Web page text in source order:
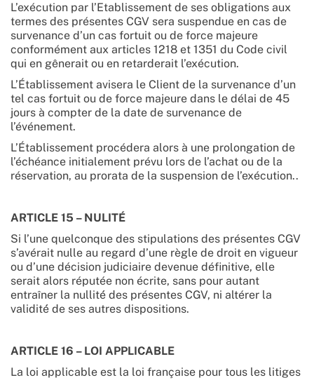
L’exécution par l’Etablissement de ses obligations aux
termes des présentes CGV sera suspendue en cas de
survenance d’un cas fortuit ou de force majeure
conformément aux articles 1218 et 1351 du Code civil
qui en gênerait ou en retarderait l’exécution.
L’Établissement avisera le Client de la survenance d’un
tel cas fortuit ou de force majeure dans le délai de 45
jours à compter de la date de survenance de
l’événement.
L’Établissement procédera alors à une prolongation de
l’échéance initialement prévu lors de l’achat ou de la
réservation, au prorata de la suspension de l’exécution..
ARTICLE 15 – NULITÉ
Si l’une quelconque des stipulations des présentes CGV
s’avérait nulle au regard d’une règle de droit en vigueur
ou d’une décision judiciaire devenue définitive, elle
serait alors réputée non écrite, sans pour autant
entraîner la nullité́ des présentes CGV, ni altérer la
validité́ de ses autres dispositions.
ARTICLE 16 – LOI APPLICABLE
La loi applicable est la loi française pour tous les litiges